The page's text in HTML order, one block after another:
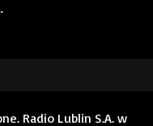
Radio Lublin S.A. w